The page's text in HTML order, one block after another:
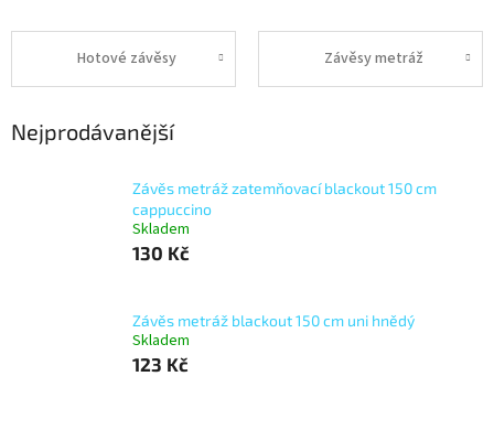
Hotové závěsy Závěsy metráž
Nejprodávanější
Závěs metráž zatemňovací blackout 150 cm
cappuccino
Skladem
130 Kč
Závěs metráž blackout 150 cm uni hnědý
Skladem
123 Kč